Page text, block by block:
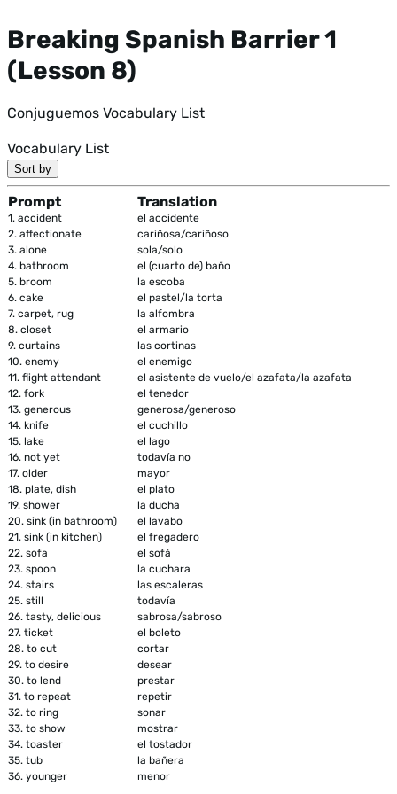
Breaking Spanish Barrier 1
(Lesson 8)
Conjuguemos Vocabulary List
Vocabulary List
Sort by
Prompt Translation
1. accident
el accidente
2. affectionate
cariñosa/cariñoso
3. alone
sola/solo
4. bathroom
el (cuarto de) baño
5. broom
la escoba
6. cake
el pastel/la torta
7. carpet, rug
la alfombra
8. closet
el armario
9. curtains
las cortinas
10. enemy
el enemigo
11. flight attendant
el asistente de vuelo/el azafata/la azafata
12. fork
el tenedor
13. generous
generosa/generoso
14. knife
el cuchillo
15. lake
el lago
16. not yet
todavía no
17. older
mayor
18. plate, dish
el plato
19. shower
la ducha
20. sink (in bathroom)
el lavabo
21. sink (in kitchen)
el fregadero
22. sofa
el sofá
23. spoon
la cuchara
24. stairs
las escaleras
25. still
todavía
26. tasty, delicious
sabrosa/sabroso
27. ticket
el boleto
28. to cut
cortar
29. to desire
desear
30. to lend
prestar
31. to repeat
repetir
32. to ring
sonar
33. to show
mostrar
34. toaster
el tostador
35. tub
la bañera
36. younger menor